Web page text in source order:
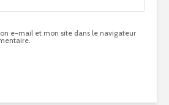
e-mail et mon site dans le navigateur